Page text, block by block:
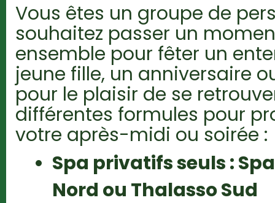
Vous êtes un groupe de
souhaitez passer un
ensemble pour fêter un
jeune fille, un anniversaire
pour le plaisir de se
différentes formules pour
votre après-midi ou soirée :
Spa privatifs seuls :
Nord ou Thalasso Sud